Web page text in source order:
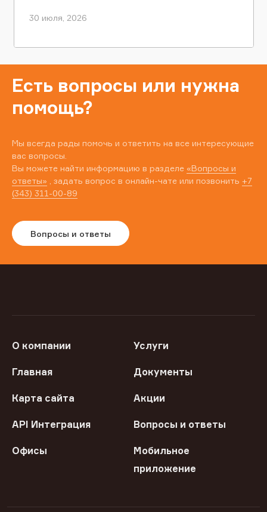
30 июля, 2026
Есть вопросы или нужна
помощь?
Мы всегда рады помочь и ответить на все интересующие
вас вопросы.
Вы можете найти информацию в разделе «Вопросы и
ответы» , задать вопрос в онлайн-чате или позвонить +7
(343) 311-00-89
Вопросы и ответы
О компании Услуги
Главная Документы
Карта сайта Акции
API Интеграция Вопросы и ответы
Офисы
Мобильное
приложение